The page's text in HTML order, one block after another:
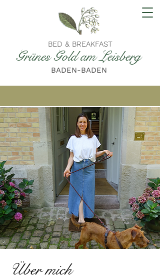
BED & BREAKFAST
Grünes Gold am Leisberg
BADEN-BADEN
Über mich